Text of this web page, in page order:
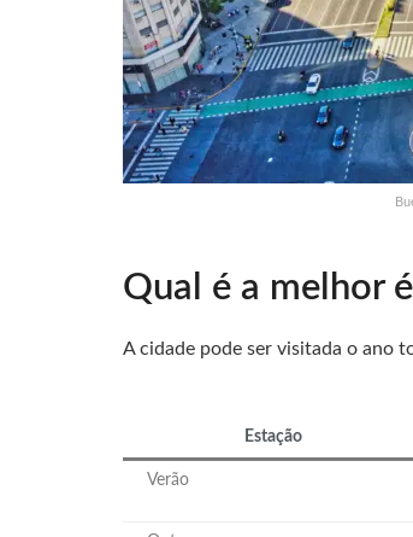
Qual é a melhor
A cidade pode ser visitada o ano
Estação
Verão